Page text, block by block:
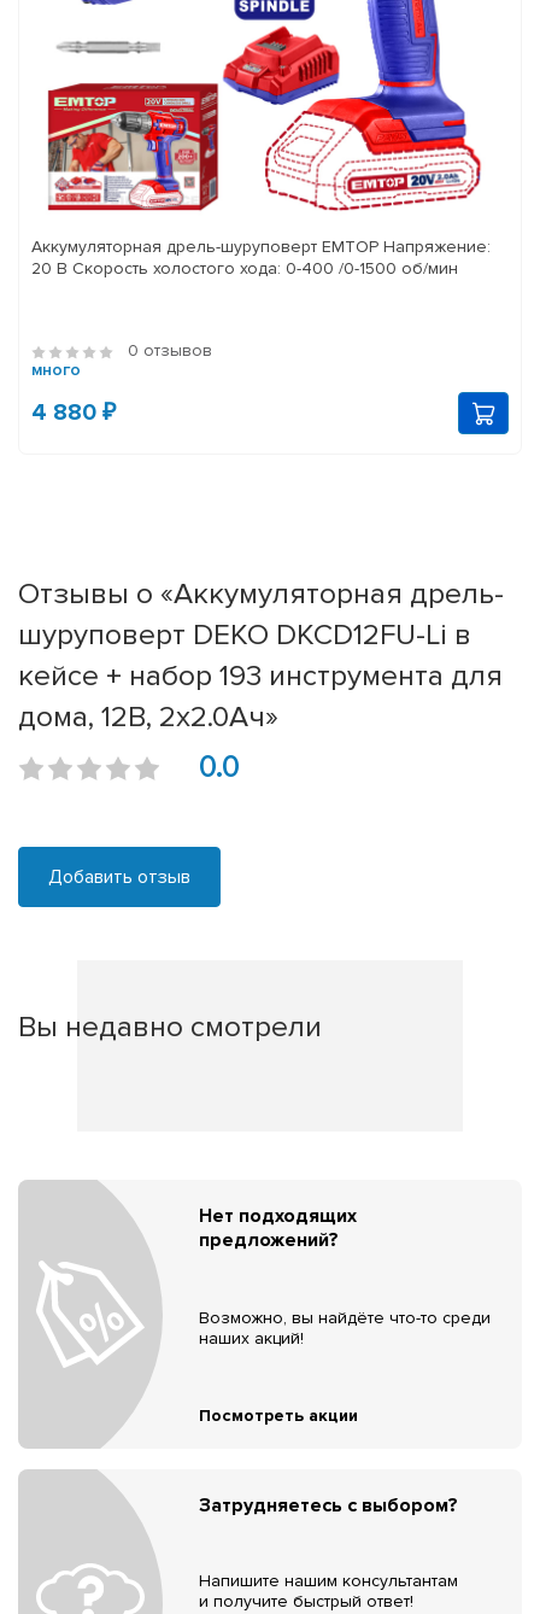
Аккумуляторная дрель-шуруповерт EMTOP Напряжение:
20 В Скорость холостого хода: 0-400 /0-1500 об/мин
0 отзывов
много
4 880 ₽
Отзывы о «Аккумуляторная дрель-
шуруповерт DEKO DKCD12FU-Li в
кейсе + набор 193 инструмента для
дома, 12В, 2х2.0Ач»
0.0
Добавить отзыв
Вы недавно смотрели
Нет подходящих
предложений?
Возможно, вы найдёте что-то среди
наших акций!
Посмотреть акции
Затрудняетесь с выбором?
Напишите нашим консультантам
и получите быстрый ответ!